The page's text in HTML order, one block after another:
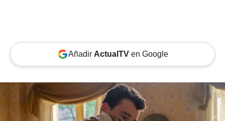
Añadir ActualTVen Google